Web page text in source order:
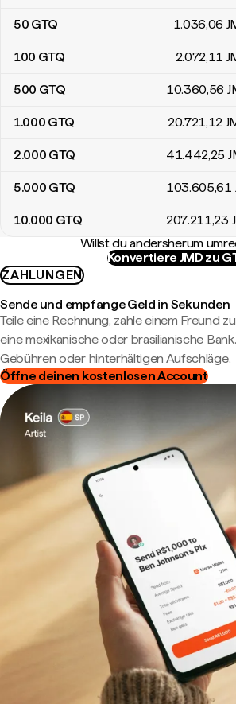
50 GTQ 1.036,06
100 GTQ 2.072,11
500 GTQ 10.360,56
1.000 GTQ 20.721,12
2.000 GTQ 41.442,25
5.000 GTQ 103.605,61
10.000 GTQ 207.211,23
Willst du andersherum
Konvertiere JMD zu
ZAHLUNGEN
Sende und empfange Geld in Sekunden
Teile eine Rechnung, zahle einem Freund
eine mexikanische oder brasilianische
Gebühren oder hinterhältigen Aufschläge.
Öffne deinen kostenlosen Account